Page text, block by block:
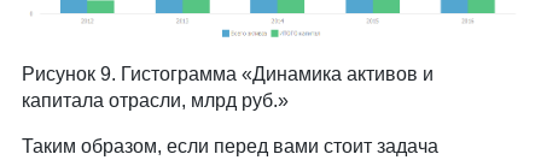
Рисунок 9. Гистограмма «Динамика активов и
капитала отрасли, млрд руб.»
Таким образом, если перед вами стоит задача